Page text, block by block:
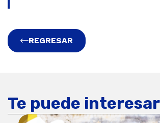
REGRESAR
Te puede interesar